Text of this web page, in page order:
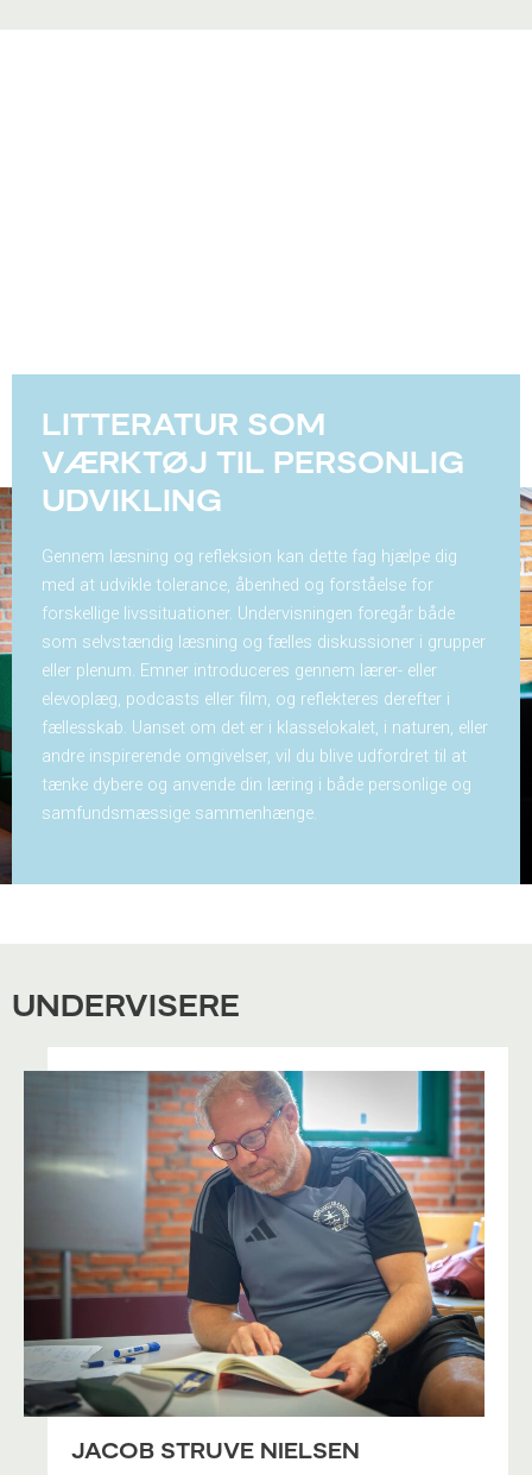
LITTERATUR SOM
VÆRKTØJ TIL PERSONLIG
UDVIKLING
Gennem læsning og refleksion kan dette fag hjælpe dig
med at udvikle tolerance, åbenhed og forståelse for
forskellige livssituationer. Undervisningen foregår både
som selvstændig læsning og fælles diskussioner i grupper
eller plenum. Emner introduceres gennem lærer- eller
elevoplæg, podcasts eller film, og reflekteres derefter i
fællesskab. Uanset om det er i klasselokalet, i naturen, eller
andre inspirerende omgivelser, vil du blive udfordret til at
tænke dybere og anvende din læring i både personlige og
samfundsmæssige sammenhænge.
UNDERVISERE
JACOB STRUVE NIELSEN